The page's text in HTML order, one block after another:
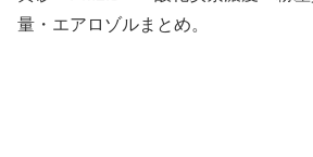
量・エアロゾルまとめ。